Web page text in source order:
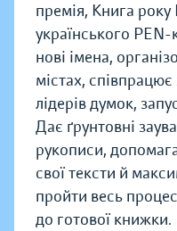
премія, Книга року
українського PEN-
нові імена,
містах, співпрацює
лідерів думок,
Дає ґрунтовні
рукописи,
свої тексти й
пройти весь
до готової книжки.